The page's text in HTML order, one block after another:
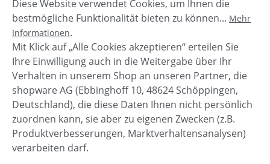
Beschreibung
Kuschelige Damen Pant "Queens" von Blaumax.
Kordelzug an der Taille Logo Applikation auf dem
OberschenkelMehr
Service-Hotline
Diese Website verwendet Cookies, um Ihnen die
bestmögliche Funktionalität bieten zu können... Mehr
Informationen.
Mit Klick auf „Alle Cookies akzeptieren“ erteilen Sie
Ihre Einwilligung auch in die Weitergabe über Ihr
Verhalten in unserem Shop an unseren Partner, die
shopware AG (Ebbinghoff 10, 48624 Schöppingen,
Deutschland), die diese Daten Ihnen nicht persönlich
zuordnen kann, sie aber zu eigenen Zwecken (z.B.
Produktverbesserungen, Marktverhaltensanalysen)
verarbeiten darf.